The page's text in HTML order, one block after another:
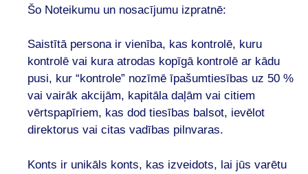
Šo Noteikumu un nosacījumu izpratnē:
Saistītā persona ir vienība, kas kontrolē, kuru
kontrolē vai kura atrodas kopīgā kontrolē ar kādu
pusi, kur “kontrole” nozīmē īpašumtiesības uz 50 %
vai vairāk akcijām, kapitāla daļām vai citiem
vērtspapīriem, kas dod tiesības balsot, ievēlot
direktorus vai citas vadības pilnvaras.
Konts ir unikāls konts, kas izveidots, lai jūs varētu